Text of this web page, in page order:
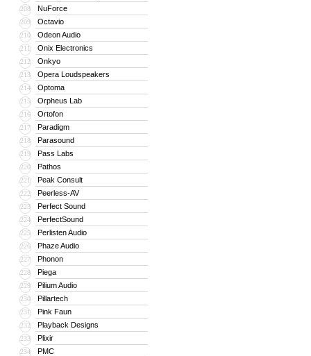
208 NuForce
209 Octavio
210 Odeon Audio
211 Onix Electronics
212 Onkyo
213 Opera Loudspeakers
214 Optoma
215 Orpheus Lab
216 Ortofon
217 Paradigm
218 Parasound
219 Pass Labs
220 Pathos
221 Peak Consult
222 Peerless-AV
223 Perfect Sound
224 PerfectSound
225 Perlisten Audio
226 Phaze Audio
227 Phonon
228 Piega
229 Pilium Audio
230 Pillartech
231 Pink Faun
232 Playback Designs
233 Plixir
234 PMC